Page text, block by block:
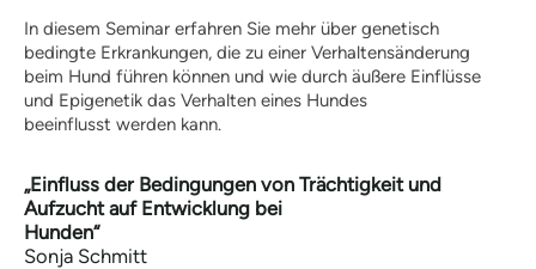
Archiv
Downloads für Hundehalter
BHV AkademieBildungsangebote Hund
„Der Familienhund“
Magazin für Hundehalter
Ausgabenübersicht
In diesem Seminar erfahren Sie mehr über genetisch
bedingte Erkrankungen, die zu einer Verhaltensänderung
beim Hund führen können und wie durch äußere Einflüsse
und Epigenetik das Verhalten eines Hundes
beeinflusst werden kann.
„Einfluss der Bedingungen von Trächtigkeit und
Aufzucht auf Entwicklung bei
Hunden“
Sonja Schmitt